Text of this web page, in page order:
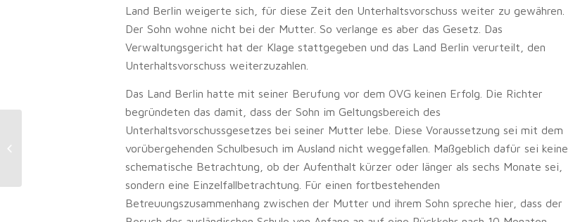
Land Berlin weigerte sich, für diese Zeit den Unterhaltsvorschuss weiter zu gewähren.
Der Sohn wohne nicht bei der Mutter. So verlange es aber das Gesetz. Das
Verwaltungsgericht hat der Klage stattgegeben und das Land Berlin verurteilt, den
Unterhaltsvorschuss weiterzuzahlen.
Das Land Berlin hatte mit seiner Berufung vor dem OVG keinen Erfolg. Die Richter
begründeten das damit, dass der Sohn im Geltungsbereich des
Unterhaltsvorschussgesetzes bei seiner Mutter lebe. Diese Voraussetzung sei mit dem
vorübergehenden Schulbesuch im Ausland nicht weggefallen. Maßgeblich dafür sei keine
schematische Betrachtung, ob der Aufenthalt kürzer oder länger als sechs Monate sei,
sondern eine Einzelfallbetrachtung. Für einen fortbestehenden
Betreuungszusammenhang zwischen der Mutter und ihrem Sohn spreche hier, dass der
Haftungsrecht: Ungeeigneten Beton
verwendet: Leistung ist auch ohne